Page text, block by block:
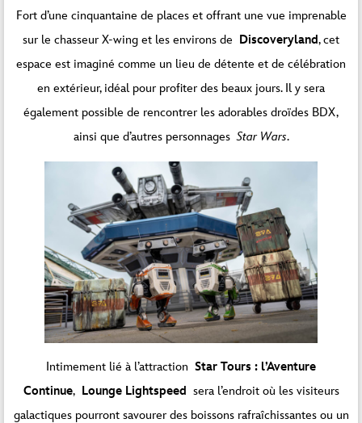
Fort d’une cinquantaine de places et offrant une vue imprenable
sur le chasseur X-wing et les environs de Discoveryland, cet
espace est imaginé comme un lieu de détente et de célébration
en extérieur, idéal pour profiter des beaux jours. Il y sera
également possible de rencontrer les adorables droïdes BDX,
ainsi que d’autres personnagesStar Wars.
Intimement lié à l’attraction Star Tours : l’Aventure
Continue, Lounge Lightspeed sera l’endroit où les visiteurs
galactiques pourront savourer des boissons rafraîchissantes ou un